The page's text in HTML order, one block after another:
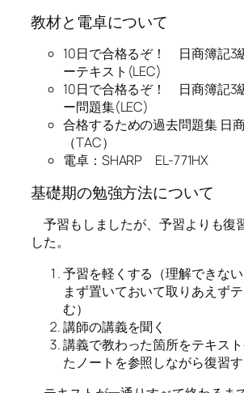
教材と電卓について
10日で合格るぞ！ 日商簿記
ーテキスト(LEC)
10日で合格るぞ！ 日商簿記
ー問題集(LEC)
合格するための過去問題集 日
（TAC）
電卓：SHARP EL-771HX
基礎期の勉強方法について
予習もしましたが、予習よりも復
した。
予習を軽くする（理解できな
まず置いておいて取りあえず
む）
講師の講義を聞く
講義で教わった箇所をテキス
たノートを参照しながら復習